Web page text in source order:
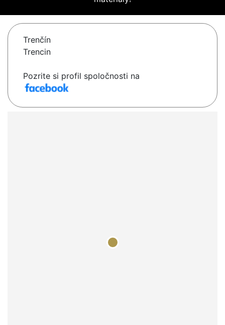
Trenčín
Trencin
Pozrite si profil spoločnosti na